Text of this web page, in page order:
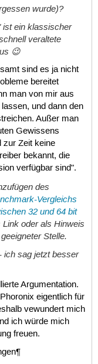
wurde)?
ist ein klassischer
veraltete
😉
sind es ja nicht
bereitet
man von mir aus
und dann den
Außer man
Gewissens
zur Zeit keine
bekannt, die
verfügbar sind".
des
Vergleichs
32 und 64 bit
Link oder als Hinweis
Stelle.
ich sag jetzt besser
Argumentation.
eigentlich für
vewundert mich
ich würde mich
freuen.